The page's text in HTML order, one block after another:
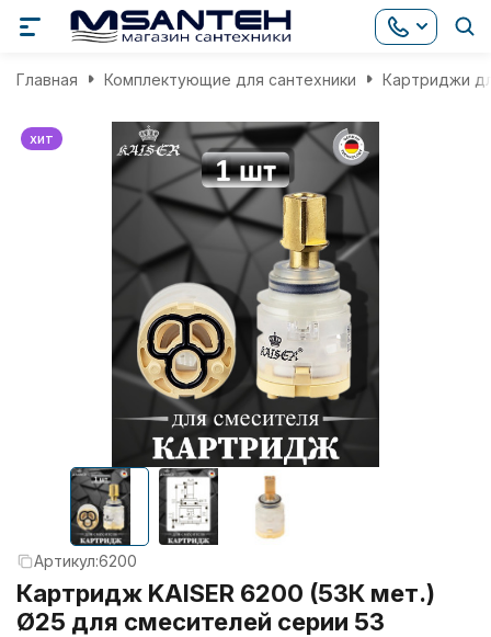
Главная Комплектующие для сантехники Картриджи
хит
Артикул:6200
Картридж KAISER 6200 (53К мет.)
Ø25 для смесителей серии 53